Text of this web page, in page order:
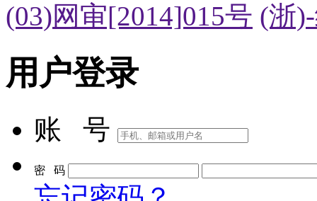
(03)网审[2014]015号 (浙
用户登录
账 号
密 码